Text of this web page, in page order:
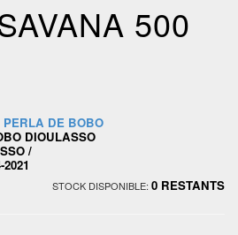
500
DE BOBO
DIOULASSO
/
2021
STOCK DISPONIBLE: 0 RESTANTS